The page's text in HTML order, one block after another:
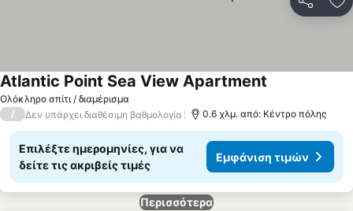
Ολόκληρο σπίτι / διαμέρισμα
Atlantic Point Sea View Apartment
/ Δεν υπάρχει διαθέσιμη βαθμολογία 0.6 χλμ. από: Κέντρο πόλης
Επιλέξτε ημερομηνίες, για να
δείτε τις ακριβείς τιμές
Εμφάνιση τιμών
Περισσότερα